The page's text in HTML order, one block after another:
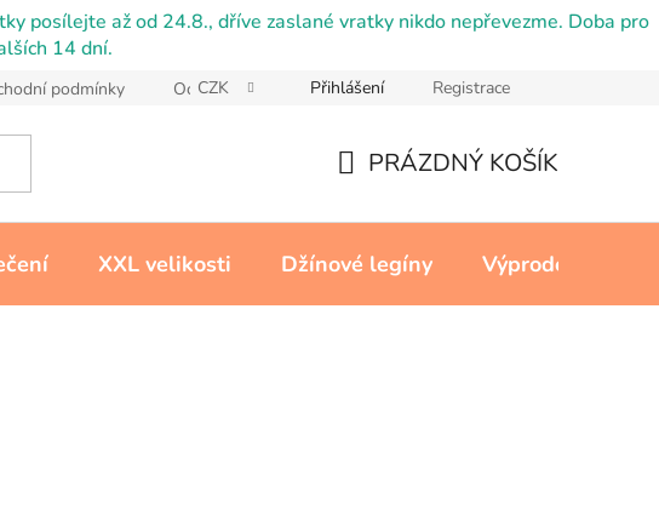
posílejte až od 24.8., dříve zaslané vratky nikdo nepřevezme. Doba pro
14 dní.
podmínky Ochrana osobních údajů Reklamační řád
CZK Přihlášení Registrace
KOŠÍK
PRÁZDNÝ KOŠÍK
XXL velikosti Džínové legíny Výprodej